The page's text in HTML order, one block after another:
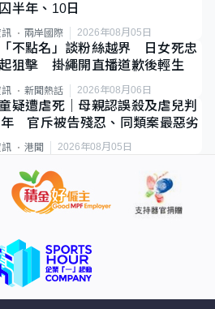
半年、10日
兩岸國際 2026年08月05日
不點名」談粉絲越界 日女死忠
狙擊 掛繩開直播道歉後輕生
新聞熱話 2026年08月06日
疑遭虐死｜母親認誤殺及虐兒判
年 官斥被告殘忍、同類案最惡劣
港聞 2026年08月05日